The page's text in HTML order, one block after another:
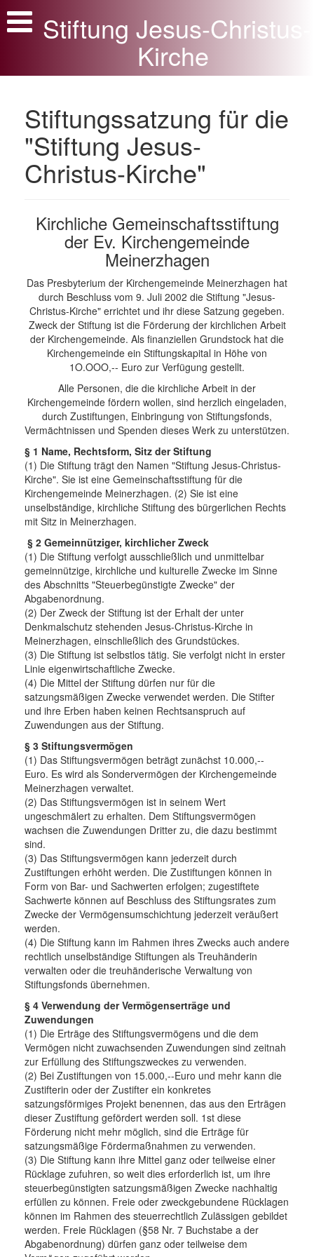
Aktuelles und Begrüßung
Steuertipp
Rundgang
Geschichte
Bauwerk
Ausstattung
Apostelaltar
Der Dänische Prinz
Links
Wegweiser
Feedback
Impressum
Stiftung Jesus-Christus-
Kirche
Stiftungssatzung für die
"Stiftung Jesus-
Christus-Kirche"
Kirchliche Gemeinschaftsstiftung
der Ev. Kirchengemeinde
Meinerzhagen
Das Presbyterium der Kirchengemeinde Meinerzhagen hat
durch Beschluss vom 9. Juli 2002 die Stiftung "Jesus-
Christus-Kirche" errichtet und ihr diese Satzung gegeben.
Zweck der Stiftung ist die Förderung der kirchlichen Arbeit
der Kirchengemeinde. Als finanziellen Grundstock hat die
Kirchengemeinde ein Stiftungskapital in Höhe von
1O.OOO,-- Euro zur Verfügung gestellt.
Alle Personen, die die kirchliche Arbeit in der
Kirchengemeinde fördern wollen, sind herzlich eingeladen,
durch Zustiftungen, Einbringung von Stiftungsfonds,
Vermächtnissen und Spenden dieses Werk zu unterstützen.
§ 1 Name, Rechtsform, Sitz der Stiftung
(1) Die Stiftung trägt den Namen "Stiftung Jesus-Christus-
Kirche". Sie ist eine Gemeinschaftsstiftung für die
Kirchengemeinde Meinerzhagen. (2) Sie ist eine
unselbständige, kirchliche Stiftung des bürgerlichen Rechts
mit Sitz in Meinerzhagen.
§ 2 Gemeinnütziger, kirchlicher Zweck
(1) Die Stiftung verfolgt ausschließlich und unmittelbar
gemeinnützige, kirchliche und kulturelle Zwecke im Sinne
des Abschnitts "Steuerbegünstigte Zwecke" der
Abgabenordnung.
(2) Der Zweck der Stiftung ist der Erhalt der unter
Denkmalschutz stehenden Jesus-Christus-Kirche in
Meinerzhagen, einschließlich des Grundstückes.
(3) Die Stiftung ist selbstlos tätig. Sie verfolgt nicht in erster
Linie eigenwirtschaftliche Zwecke.
(4) Die Mittel der Stiftung dürfen nur für die
satzungsmäßigen Zwecke verwendet werden. Die Stifter
und ihre Erben haben keinen Rechtsanspruch auf
Zuwendungen aus der Stiftung.
§ 3 Stiftungsvermögen
(1) Das Stiftungsvermögen beträgt zunächst 10.000,--
Euro. Es wird als Sondervermögen der Kirchengemeinde
Meinerzhagen verwaltet.
(2) Das Stiftungsvermögen ist in seinem Wert
ungeschmälert zu erhalten. Dem Stiftungsvermögen
wachsen die Zuwendungen Dritter zu, die dazu bestimmt
sind.
(3) Das Stiftungsvermögen kann jederzeit durch
Zustiftungen erhöht werden. Die Zustiftungen können in
Form von Bar- und Sachwerten erfolgen; zugestiftete
Sachwerte können auf Beschluss des Stiftungsrates zum
Zwecke der Vermögensumschichtung jederzeit veräußert
werden.
(4) Die Stiftung kann im Rahmen ihres Zwecks auch andere
rechtlich unselbständige Stiftungen als Treuhänderin
verwalten oder die treuhänderische Verwaltung von
Stiftungsfonds übernehmen.
§ 4 Verwendung der Vermögenserträge und
Zuwendungen
(1) Die Erträge des Stiftungsvermögens und die dem
Vermögen nicht zuwachsenden Zuwendungen sind zeitnah
zur Erfüllung des Stiftungszweckes zu verwenden.
(2) Bei Zustiftungen von 15.000,--Euro und mehr kann die
Zustifterin oder der Zustifter ein konkretes
satzungsförmiges Projekt benennen, das aus den Erträgen
dieser Zustiftung gefördert werden soll. 1st diese
Förderung nicht mehr möglich, sind die Erträge für
satzungsmäßige Fördermaßnahmen zu verwenden.
(3) Die Stiftung kann ihre Mittel ganz oder teilweise einer
Rücklage zufuhren, so weit dies erforderlich ist, um ihre
steuerbegünstigten satzungsmäßigen Zwecke nachhaltig
erfüllen zu können. Freie oder zweckgebundene Rücklagen
können im Rahmen des steuerrechtlich Zulässigen gebildet
werden. Freie Rücklagen (§58 Nr. 7 Buchstabe a der
Abgabenordnung) dürfen ganz oder teilweise dem